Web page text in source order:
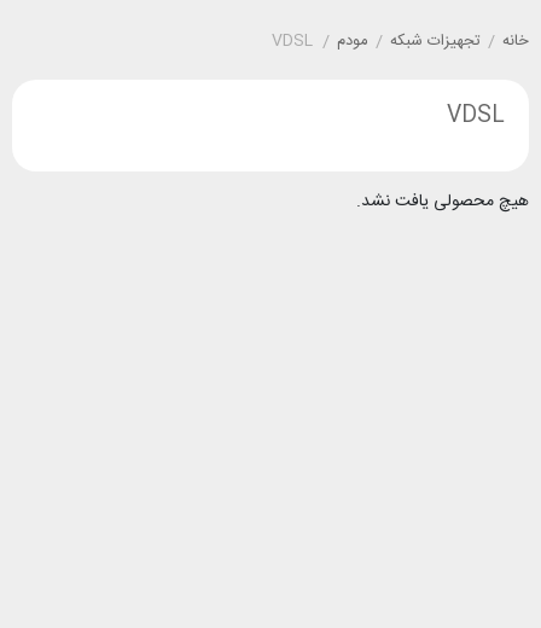
خانه / تجهیزات شبکه / مودم /
VDSL
VDSL
هیچ محصولی یافت نشد.